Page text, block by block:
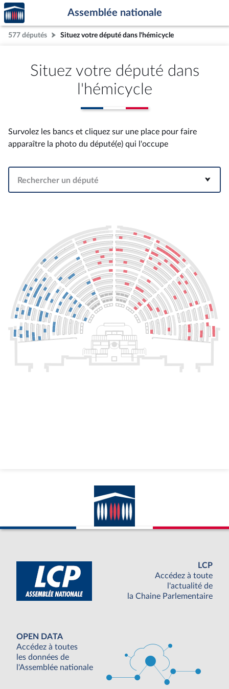
Aller au contenu
Aller en bas de la page
Accèder
à la
page
d'accueil
Assemblée nationale
577 députés Situez votre député dans l'hémicycle
Situez votre député dans
l'hémicycle
Survolez les bancs et cliquez sur une place pour faire
apparaître la photo du député(e) qui l'occupe
Rechercher un député
LCP
Accédez à toute
l'actualité de
la Chaine Parlementaire
OPEN DATA
Accédez à toutes
les données de
l'Assemblée nationale